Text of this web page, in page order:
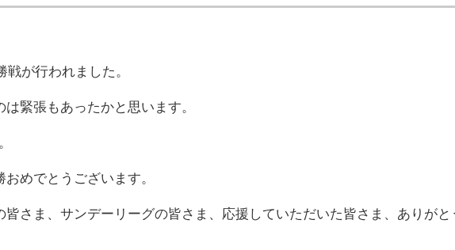
が行われました。
緊張もあったかと思います。
めでとうございます。
さま、サンデーリーグの皆さま、応援していただいた皆さま、ありがと